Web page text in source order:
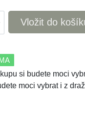
Vložit do
si budete moci
moci vybrat i z